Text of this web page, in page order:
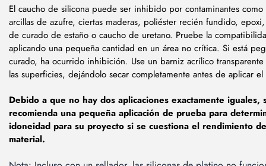
El caucho de silicona puede ser inhibido por contaminantes como
arcillas de azufre, ciertas maderas, poliéster recién fundido,
de curado de estaño o caucho de uretano. Pruebe la
aplicando una pequeña cantidad en un área no crítica. Si está
curado, ha ocurrido inhibición. Use un barniz acrílico transparente
las superficies, dejándolo secar completamente antes de aplicar
Debido a que no hay dos aplicaciones exactamente iguales,
recomienda una pequeña aplicación de prueba para
idoneidad para su proyecto si se cuestiona el rendimiento
material.